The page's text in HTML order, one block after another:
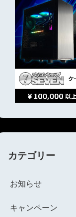
カテゴリー
お知らせ
キャンペーン